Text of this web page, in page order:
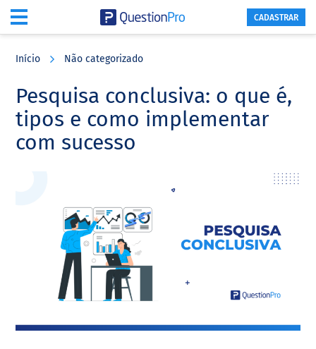
content
sidebar
CADASTRAR
Início Não categorizado
Pesquisa conclusiva: o que é,
tipos e como implementar
com sucesso